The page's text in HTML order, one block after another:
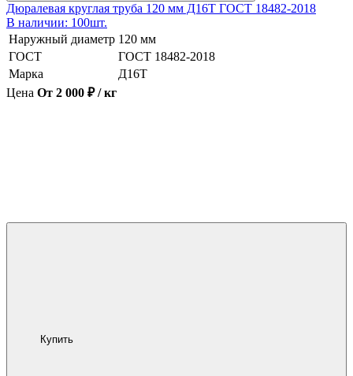
Дюралевая круглая труба 120 мм Д16Т ГОСТ 18482-2018
В наличии: 100шт.
Наружный диаметр 120 мм
ГОСТ
ГОСТ 18482-2018
Марка
Д16Т
Цена От 2 000 ₽ / кг
Купить